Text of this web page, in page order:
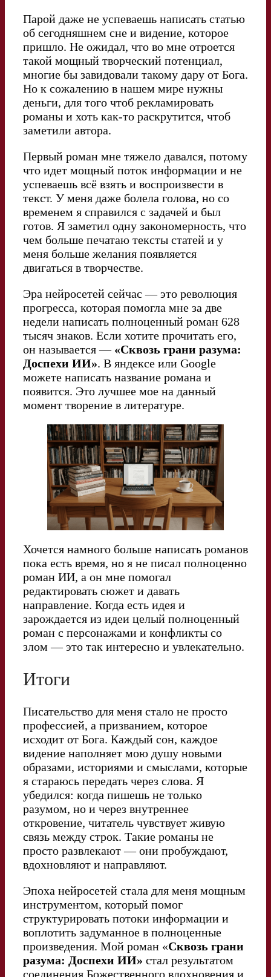
Парой даже не успеваешь написать статью
об сегодняшнем сне и видение, которое
пришло. Не ожидал, что во мне отроется
такой мощный творческий потенциал,
многие бы завидовали такому дару от Бога.
Но к сожалению в нашем мире нужны
деньги, для того чтоб рекламировать
романы и хоть как-то раскрутится, чтоб
заметили автора.
Первый роман мне тяжело давался, потому
что идет мощный поток информации и не
успеваешь всё взять и воспроизвести в
текст. У меня даже болела голова, но со
временем я справился с задачей и был
готов. Я заметил одну закономерность, что
чем больше печатаю тексты статей и у
меня больше желания появляется
двигаться в творчестве.
Эра нейросетей сейчас — это революция
прогресса, которая помогла мне за две
недели написать полноценный роман 628
тысяч знаков. Если хотите прочитать его,
он называется — «Сквозь грани разума:
Доспехи ИИ». В яндексе или Google
можете написать название романа и
появится. Это лучшее мое на данный
момент творение в литературе.
Хочется намного больше написать романов
пока есть время, но я не писал полноценно
роман ИИ, а он мне помогал
редактировать сюжет и давать
направление. Когда есть идея и
зарождается из идеи целый полноценный
роман с персонажами и конфликты со
злом — это так интересно и увлекательно.
Итоги
Писательство для меня стало не просто
профессией, а призванием, которое
исходит от Бога. Каждый сон, каждое
видение наполняет мою душу новыми
образами, историями и смыслами, которые
я стараюсь передать через слова. Я
убедился: когда пишешь не только
разумом, но и через внутреннее
откровение, читатель чувствует живую
связь между строк. Такие романы не
просто развлекают — они пробуждают,
вдохновляют и направляют.
Эпоха нейросетей стала для меня мощным
инструментом, который помог
структурировать потоки информации и
воплотить задуманное в полноценные
произведения. Мой роман «Сквозь грани
разума: Доспехи ИИ» стал результатом
соединения Божественного вдохновения и